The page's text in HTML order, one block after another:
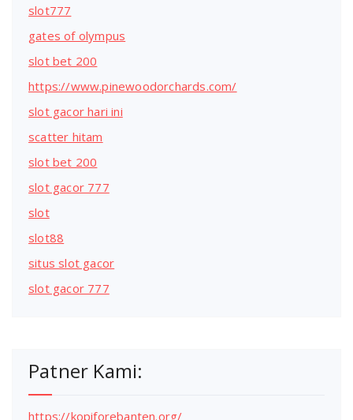
slot777
gates of olympus
slot bet 200
https://www.pinewoodorchards.com/
slot gacor hari ini
scatter hitam
slot bet 200
slot gacor 777
slot
slot88
situs slot gacor
slot gacor 777
Patner Kami:
https://kopiforebanten.org/